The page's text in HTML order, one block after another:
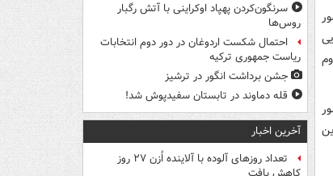
سرنگون‌کردن پهپاد اوکراینی با آتش رگبار
روس‌ها
احتمال شکست اردوغان در دور دوم انتخابات
ریاست جمهوری ترکیه
جشن برداشت انگور در ترشیز
قله دماوند در تابستان سفیدپوش شد!
آخرین اخبار
تعداد روزهای آلوده با آلاینده اُزن ۲۷ روز